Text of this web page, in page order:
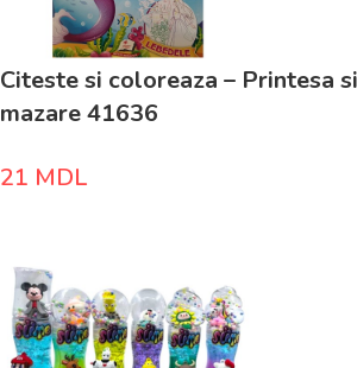
Citeste si coloreaza – Printesa
mazare 41636
21 MDL